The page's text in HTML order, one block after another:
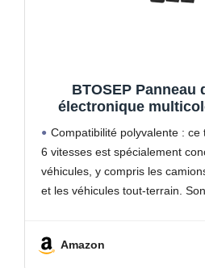
BTOSEP Panneau
électronique
tout-terrain - Design
zinc
Compatibilité polyvalente :
6 vitesses est spécialement
véhicules, y compris les
et les véhicules tout-terrain.
Amazon